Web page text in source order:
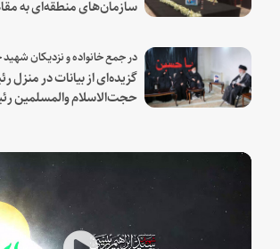
سازمان‌های منطقه‌ای به
گزیده‌ای از بیانات در
حجت‌الاسلام والمسلمین